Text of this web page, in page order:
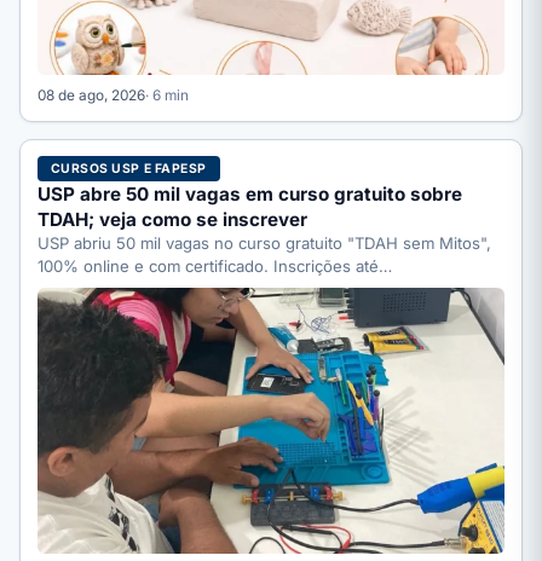
08 de ago, 2026· 6 min
CURSOS USP E FAPESP
USP abre 50 mil vagas em curso gratuito sobre
TDAH; veja como se inscrever
USP abriu 50 mil vagas no curso gratuito "TDAH sem Mitos",
100% online e com certificado. Inscrições até…